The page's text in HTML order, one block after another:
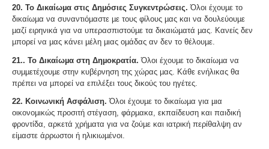
20. Το Δικαίωµα στις Δηµόσιες Συγκεντρώσεις.Όλοι έχουµε το
δικαίωµα να συναντιόµαστε µε τους φίλους µας και να δουλεύουµε
µαζί ειρηνικά για να υπερασπιστούµε τα δικαιώµατά µας. Κανείς δεν
µπορεί να µας κάνει µέλη µιας οµάδας αν δεν το θέλουµε.
21.. Το Δικαίωµα στη Δηµοκρατία.Όλοι έχουµε το δικαίωµα να
συµµετέχουµε στην κυβέρνηση της χώρας µας. Κάθε ενήλικας θα
πρέπει να µπορεί να επιλέξει τους δικούς του ηγέτες.
22. Κοινωνική Ασφάλιση.Όλοι έχουµε το δικαίωµα για µια
οικονοµικώς προσιτή στέγαση, φάρµακα, εκπαίδευση και παιδική
φροντίδα, αρκετά χρήµατα για να ζούµε και ιατρική περίθαλψη αν
είµαστε άρρωστοι ή ηλικιωµένοι.